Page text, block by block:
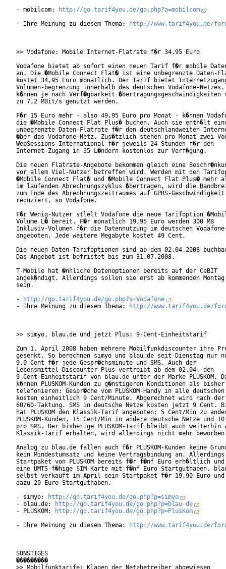
- mobilcom:
http://go.tarif4you.de/go.php?a=mobilcom
- Ihre Meinung zu diesem Thema:
http://www.tarif4you.de/
>> Vodafone: Mobile Internet-Flatrate f�r 34,95 Euro
Vodafone bietet ab sofort einen neuen Tarif f�r mobile
an. Die �Mobile Connect Flat� ist eine unbegrenzte Daten-
kostet 34,95 Euro monatlich. Der Tarif bietet
Volumen-begrenzung innerhalb des deutschen Vodafone-
k�nnen je nach Verf�gbarkeit �bertragungsgeschwindigkeiten
zu 7,2 MBit/s genutzt werden.
F�r 15 Euro mehr - also 49,95 Euro pro Monat - k�nnen
die �Mobile Connect Flat Plus� buchen. Auch sie enth�lt
unbegrenzte Daten-Flatrate f�r den deutschlandweiten
�ber das Vodafone-Netz. Zus�tzlich stehen pro Monat zwei
WebSessions International f�r jeweils 24 Stunden f�r den
Internet-Zugang in 35 L�ndern kostenlos zur Verf�gung.
Die neuen Flatrate-Angebote bekommen gleich eine
vor allem Viel-Nutzer betreffen wird. Werden mit den
�Mobile Connect Flat� und �Mobile Connect Flat Plus� mehr
im laufenden Abrechnungszyklus �bertragen, wird die
zum Ende des Abrechnungszeitraumes auf GPRS-Geschwindigkeit
reduziert, so Vodafone.
F�r Wenig-Nutzer stlelt Vodafone die neue Tarifoption
Volume L� bereit. F�r monatlich 19,95 Euro werden 300 MB
Inklusiv-Volumen f�r die Datennutzung im deutschen
angeboten. Jede weitere Megabyte kostet 49 Cent.
Die neuen Daten-Tarifoptionen sind ab dem 02.04.2008
Das Angebot ist befristet bis zum 31.07.2008.
T-Mobile hat �nhliche Datenoptionen bereits auf der CeBIT
angek�ndigt. Allerdings sollen sie erst ab kommenden Montag
sein.
-
http://go.tarif4you.de/go.php?s=Vodafone
- Ihre Meinung zu diesem Thema:
http://www.tarif4you.de/
>> simyo, blau.de und jetzt Plus: 9-Cent-Einheitstarif
Zum 1. April 2008 haben mehrere Mobilfunkdiscounter ihre
gesenkt. So berechnen simyo und blau.de seit Dienstag nur
9,0 Cent f�r jede Gespr�chsminute und SMS. Auch der
Lebensmittel-Discounter Plus vertreibt ab dem 02.04. den
9-Cent-Einheitstarif von blau.de unter der Marke PLUSKOM.
k�nnen PLUSKOM-Kunden zu g�nstigeren Konditionen als
telefonieren: Gespr�che vom PLUSKOM-Handy in alle
kosten einheitlich 9 Cent/Minute. Abgerechnet wird nach der
60/60-Taktung. SMS in deutsche Netze kosten jetzt 9 Cent.
hat PLUSKOM den Klassik-Tarif angeboten: 5 Cent/Min zu
PLUSKOM-Kunden, 15 Cent/Min in andere deutsche Netze und
pro SMS. Der bisherige PLUSKOM-Tarif bleibt auch weiterhin
Klassik-Tarif erhalten, wird allerdings nicht mehr
Analog zu blau.de fallen auch f�r PLUSKOM-Kunden keine
kein Mindestumsatz und keine Vertragsbindung an.
Startpaket von PLUSKOM bereits f�r f�nf Euro erh�ltlich
eine UMTS-f�hige SIM-Karte mit f�nf Euro Startguthaben.
selbst verkauft im April sein Startpaket f�r 19,90 Euro
dazu 20 Euro Startguthaben.
- simyo:
http://go.tarif4you.de/go.php?p=simyo
- blau.de:
http://go.tarif4you.de/go.php?p=blau-de
- PLUSKOM:
http://go.tarif4you.de/go.php?p=PlusKom
- Ihre Meinung zu diesem Thema:
http://www.tarif4you.de/
SONSTIGES
���������
>> Mobilfunktarife: Klagen der Netzbetreiber abgewiesen